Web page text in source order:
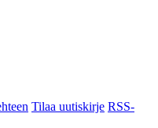
Tilaa uutiskirje RSS-